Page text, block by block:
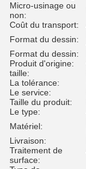
Micro-usinage ou
non:
Coût du transport:
Format du dessin:
Format du dessin:
Produit d'origine:
taille:
La tolérance:
Le service:
Taille du produit:
Le type:
Matériel:
Livraison:
Traitement de
surface: